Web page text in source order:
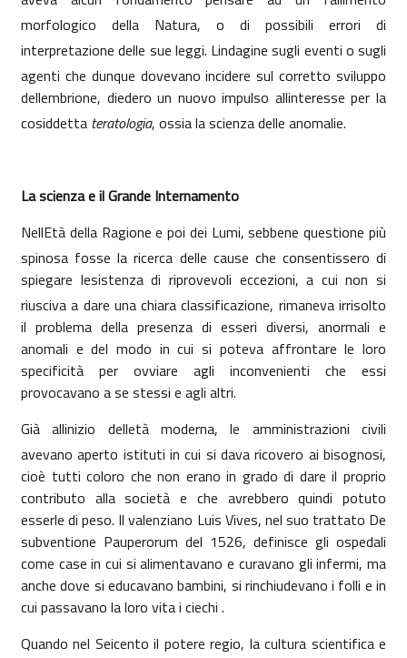
morfologico della Natura, o di possibili errori di
interpretazione delle sue leggi. Lindagine sugli eventi o sugli
agenti che dunque dovevano incidere sul corretto sviluppo
dellembrione, diedero un nuovo impulso allinteresse per la
cosiddetta teratologia, ossia la scienza delle anomalie.
La scienza e il Grande Internamento
NellEtà della Ragione e poi dei Lumi, sebbene questione più
spinosa fosse la ricerca delle cause che consentissero di
spiegare lesistenza di riprovevoli eccezioni, a cui non si
riusciva a dare una chiara classificazione, rimaneva irrisolto
il problema della presenza di esseri diversi, anormali e
anomali e del modo in cui si poteva affrontare le loro
specificità per ovviare agli inconvenienti che essi
provocavano a se stessi e agli altri.
Già allinizio delletà moderna, le amministrazioni civili
avevano aperto istituti in cui si dava ricovero ai bisognosi,
cioè tutti coloro che non erano in grado di dare il proprio
contributo alla società e che avrebbero quindi potuto
esserle di peso. Il valenziano Luis Vives, nel suo trattato De
subventione Pauperorum del 1526, definisce gli ospedali
come case in cui si alimentavano e curavano gli infermi, ma
anche dove si educavano bambini, si rinchiudevano i folli e in
cui passavano la loro vita i ciechi .
Quando nel Seicento il potere regio, la cultura scientifica e